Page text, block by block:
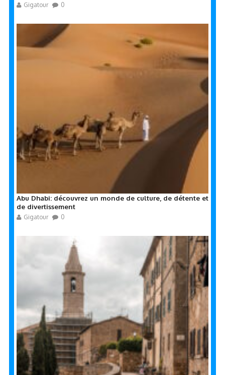
Gigatour 0
Abu Dhabi: découvrez un monde de culture, de détente et
de divertissement
Gigatour 0